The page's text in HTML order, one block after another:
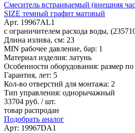
Смеситель встраиваемый (внешняя
SIZE темный графит матовый
Арт. 19967AL1
с ограничителем расхода воды,
Длина излива, см: 23
MIN рабочее давление, бар: 1
Материал изделия: латунь
Особенности оборудования: размер
Гарантия, лет: 5
Кол-во отверстий для монтажа: 2
Тип управления: однорычажный
33704 руб. / шт.
товар распродан
Подобрать аналог
Арт: 19967DA1